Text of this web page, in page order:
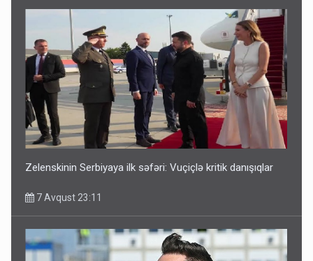
Zelenskinin Serbiyaya ilk səfəri: Vuçiçlə kritik danışıqlar
7 Avqust 23:11